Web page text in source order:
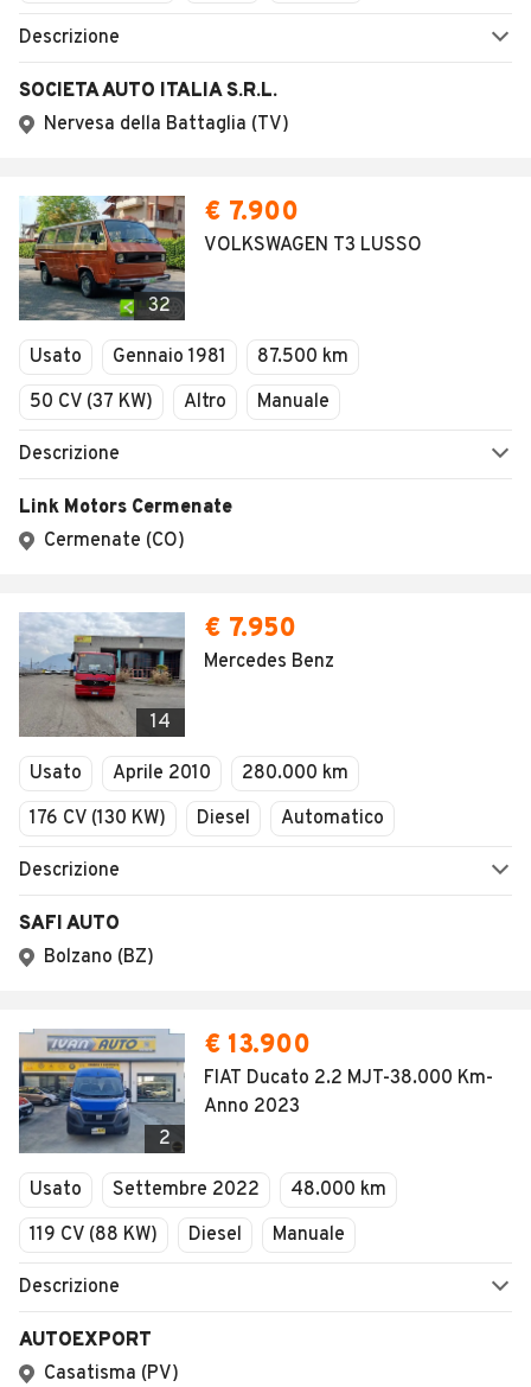
Descrizione
SOCIETA AUTO ITALIA S.R.L.
Nervesa della Battaglia (TV)
32
€ 7.900
VOLKSWAGEN T3 LUSSO
Usato Gennaio 1981
87.500 km
50 CV (37 KW)
Altro Manuale
Descrizione
Link Motors Cermenate
Cermenate (CO)
14
€ 7.950
Mercedes Benz
Usato Aprile 2010
280.000 km
176 CV (130 KW)
Diesel Automatico
Descrizione
SAFI AUTO
Bolzano (BZ)
2
€ 13.900
FIAT Ducato 2.2 MJT-38.000 Km-
Anno 2023
Usato Settembre 2022
48.000 km
119 CV (88 KW)
Diesel Manuale
Descrizione
AUTOEXPORT
Casatisma (PV)